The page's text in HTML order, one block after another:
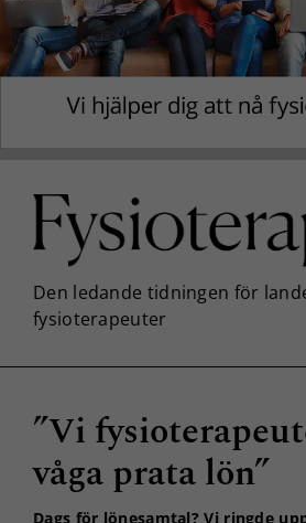
innehållet
”Vi
våga prata lön”
Dags för lönesamtal? Vi ringde